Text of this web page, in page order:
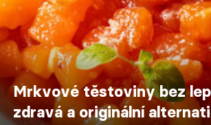
Mrkvové těstoviny bez
zdravá a originální